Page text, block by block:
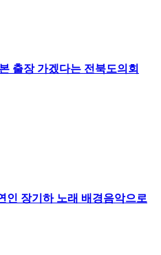
출장 가겠다는 전북도의회
인 장기하 노래 배경음악으로